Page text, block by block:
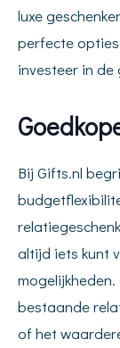
luxe
perfecte
investeer in
Bij Gifts.nl
altijd iets kunt
bestaande
of het